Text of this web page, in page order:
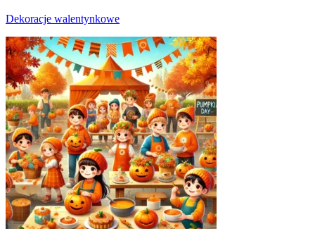
Dekoracje walentynkowe